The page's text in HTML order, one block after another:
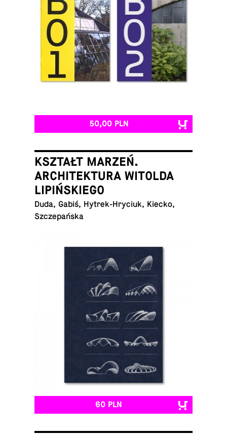
50,00 PLN
KSZTAŁT MARZEŃ.
ARCHITEKTURA WITOLDA
LIPIŃSKIEGO
Duda, Gabiś, Hy­trek-Hry­ciuk, Kiecko,
Szczepańska
60 PLN